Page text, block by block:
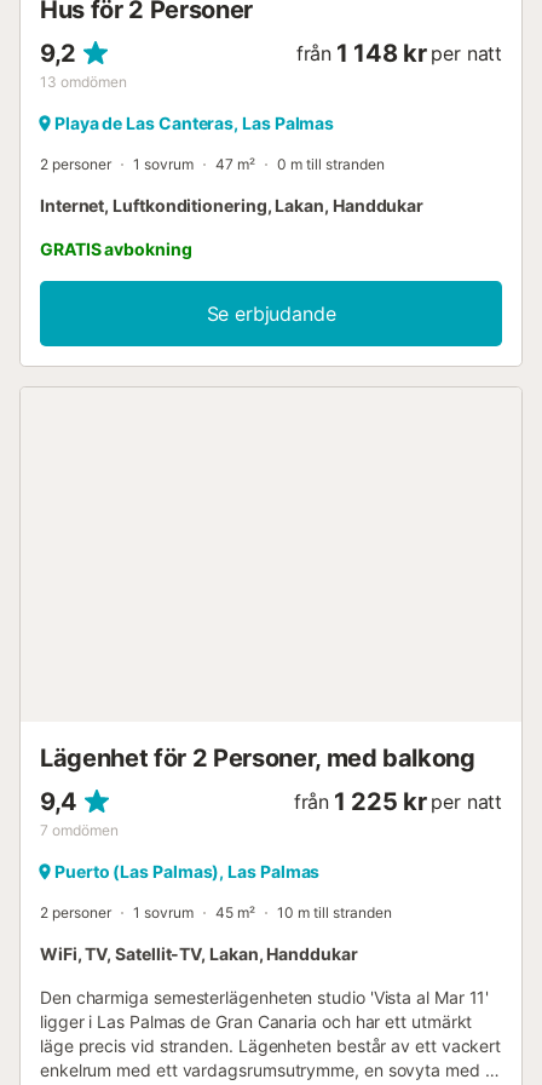
Hus för 2 Personer
9,2
13 omdömen
från 1 148 kr per natt
Playa de Las Canteras, Las Palmas
2 personer 1 sovrum 47 m² 0 m till stranden
Internet, Luftkonditionering, Lakan, Handdukar
GRATIS avbokning
Se erbjudande
Lägenhet för 2 Personer, med balkong
9,4
7 omdömen
från 1 225 kr per natt
Puerto (Las Palmas), Las Palmas
2 personer 1 sovrum 45 m² 10 m till stranden
WiFi, TV, Satellit-TV, Lakan, Handdukar
Den charmiga semesterlägenheten studio 'Vista al Mar 11'
ligger i Las Palmas de Gran Canaria och har ett utmärkt
läge precis vid stranden. Lägenheten består av ett vackert
enkelrum med ett vardagsrumsutrymme, en sovyta med 2